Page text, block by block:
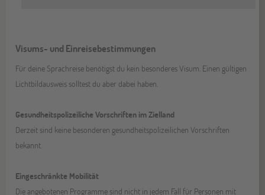
Visums- und Einreisebestimmungen
Für deine Sprachreise benötigst du kein besonderes Visum. Einen gültigen
Lichtbildausweis solltest du aber dabei haben.
Gesundheitspolizeiliche Vorschriften im Zielland
Derzeit sind keine besonderen gesundheitspolizeilichen Vorschriften
bekannt.
Eingeschränkte Mobilität
Die angebotenen Programme sind nicht in jedem Fall für Personen mit